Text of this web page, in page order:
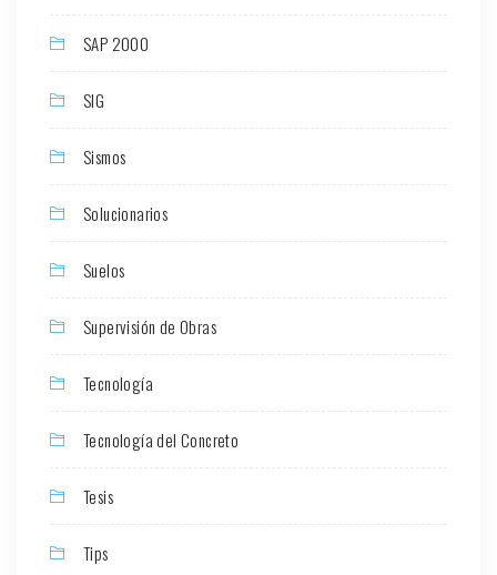
SAP 2000
SIG
Sismos
Solucionarios
Suelos
Supervisión de Obras
Tecnología
Tecnología del Concreto
Tesis
Tips